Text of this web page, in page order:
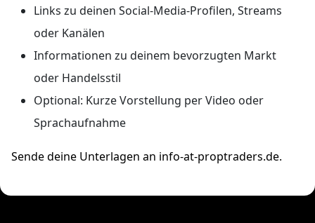
Links zu deinen Social-Media-Profilen, Streams
oder Kanälen
Informationen zu deinem bevorzugten Markt
oder Handelsstil
Optional: Kurze Vorstellung per Video oder
Sprachaufnahme
Sende deine Unterlagen an info-at-proptraders.de.